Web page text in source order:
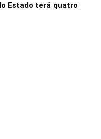
Estado terá quatro